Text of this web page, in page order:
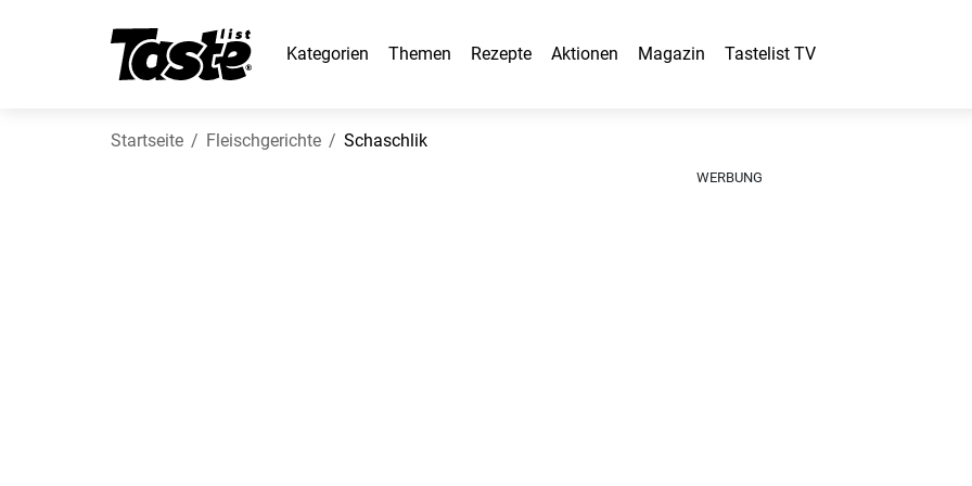
Kategorien Themen Rezepte Aktionen Magazin Tastelist TV
Startseite Fleischgerichte Schaschlik
WERBUNG